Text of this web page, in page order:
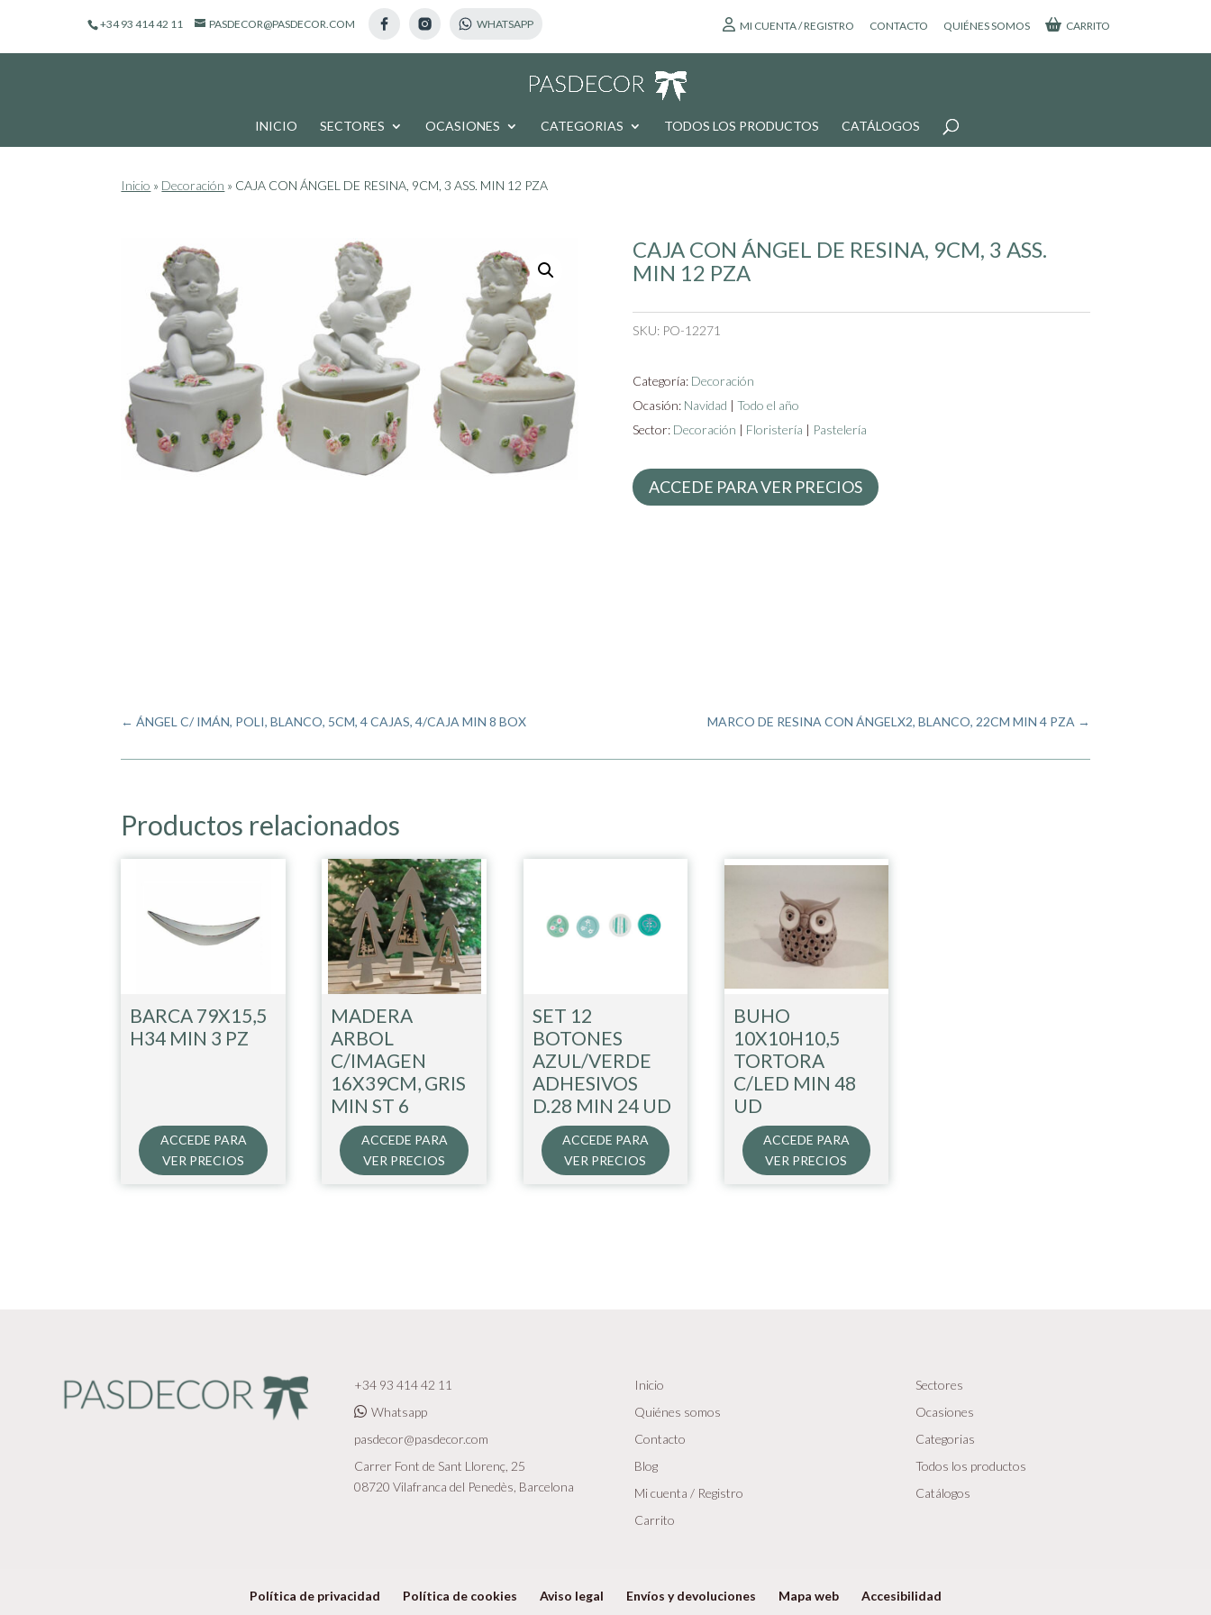
+34 93 414 42 11 PASDECOR@PASDECOR.COM MI CUENTA / REGISTRO CONTACTO QUIÉNES SOMOS CARRITO
INICIO SECTORES OCASIONES CATEGORIAS TODOS LOS PRODUCTOS CATÁLOGOS
productos
Inicio » Decoración » CAJA CON ÁNGEL DE RESINA, 9CM, 3 ASS. MIN 12 PZA
CAJA CON ÁNGEL DE RESINA, 9CM, 3 ASS.
MIN 12 PZA
SKU: PO-12271
Categoría: Decoración
Ocasión: Navidad | Todo el año
Sector: Decoración | Floristería | Pastelería
ACCEDE PARA VER PRECIOS
←ÁNGEL C/ IMÁN, POLI, BLANCO, 5CM, 4 CAJAS, 4/CAJA MIN 8 BOX MARCO DE RESINA CON ÁNGELX2, BLANCO, 22CM MIN 4 PZA →
Productos relacionados
BARCA 79X15,5
H34 MIN 3 PZ
ACCEDE PARA
VER PRECIOS
MADERA
ARBOL
C/IMAGEN
16X39CM, GRIS
MIN ST 6
ACCEDE PARA
VER PRECIOS
SET 12
BOTONES
AZUL/VERDE
ADHESIVOS
D.28 MIN 24 UD
ACCEDE PARA
VER PRECIOS
BUHO
10X10H10,5
TORTORA
C/LED MIN 48
UD
ACCEDE PARA
VER PRECIOS
+34 93 414 42 11
Whatsapp
pasdecor@pasdecor.com
Carrer Font de Sant Llorenç, 25
08720 Vilafranca del Penedès, Barcelona
Inicio
Quiénes somos
Contacto
Blog
Mi cuenta / Registro
Carrito
Sectores
Ocasiones
Categorias
Todos los productos
Catálogos
Política de privacidad Política de cookies Aviso legal Envíos y devoluciones Mapa web Accesibilidad